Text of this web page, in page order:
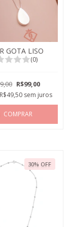
GOTA LISO
(0)
R$99,00
R$49,50 sem juros
COMPRAR
30% OFF